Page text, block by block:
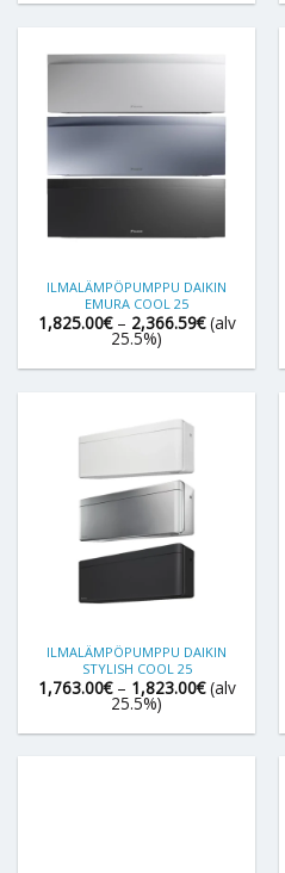
ILMALÄMPÖPUMPPU DAIKIN
EMURA COOL 25
1,825.00€ – 2,366.59€Hintaluokka:
1,825.00€
2,366.59€
(alv
25.5%)
ILMALÄMPÖPUMPPU DAIKIN
STYLISH COOL 25
1,763.00€ – 1,823.00€Hintaluokka:
1,763.00€
1,823.00€
(alv
25.5%)